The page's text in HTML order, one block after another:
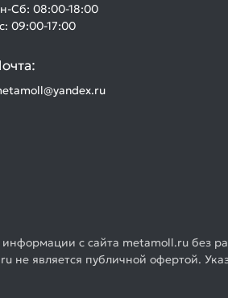
Сб: 08:00-18:00
09:00-17:00
с сайта metamoll.ru без
не является публичной офертой.